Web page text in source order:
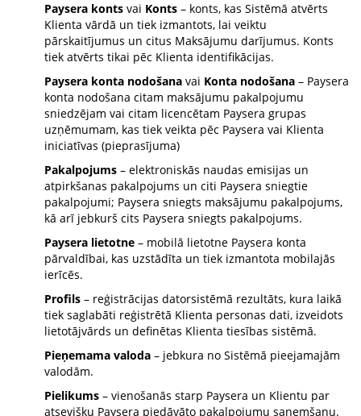
Paysera konts vai Konts – konts, kas Sistēmā atvērts
Klienta vārdā un tiek izmantots, lai veiktu
pārskaitījumus un citus Maksājumu darījumus. Konts
tiek atvērts tikai pēc Klienta identifikācijas.
Paysera konta nodošana vai Konta nodošana – Paysera
konta nodošana citam maksājumu pakalpojumu
sniedzējam vai citam licencētam Paysera grupas
uzņēmumam, kas tiek veikta pēc Paysera vai Klienta
iniciatīvas (pieprasījuma)
Pakalpojums – elektroniskās naudas emisijas un
atpirkšanas pakalpojums un citi Paysera sniegtie
pakalpojumi; Paysera sniegts maksājumu pakalpojums,
kā arī jebkurš cits Paysera sniegts pakalpojums.
Paysera lietotne – mobilā lietotne Paysera konta
pārvaldībai, kas uzstādīta un tiek izmantota mobilajās
ierīcēs.
Profils – reģistrācijas datorsistēmā rezultāts, kura laikā
tiek saglabāti reģistrētā Klienta personas dati, izveidots
lietotājvārds un definētas Klienta tiesības sistēmā.
Pieņemama valoda – jebkura no Sistēmā pieejamajām
valodām.
Pielikums – vienošanās starp Paysera un Klientu par
atsevišķu Paysera piedāvāto pakalpojumu saņemšanu.